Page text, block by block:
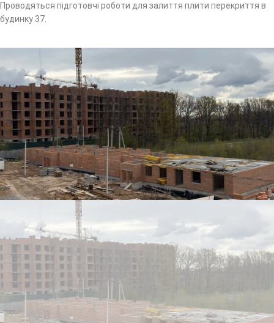
Проводяться підготовчі роботи для залиття плити перекриття в
будинку 37.